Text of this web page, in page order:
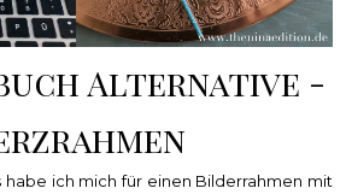
Alternative -
habe ich mich für einen Bilderrahmen mit